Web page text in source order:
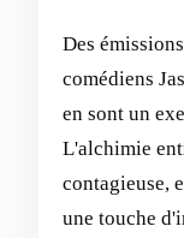
Des
comédiens
en sont un
L'alchimie
contagieuse,
une touche